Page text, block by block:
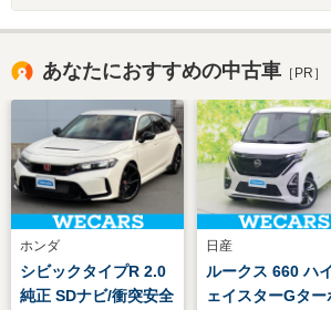
あなたにおすすめの中古車 ［PR］
ホンダ
シビックタイプR 2.0
純正 SDナビ/衝突安全
日産
ルークス 660 ハ
ェイスターGター